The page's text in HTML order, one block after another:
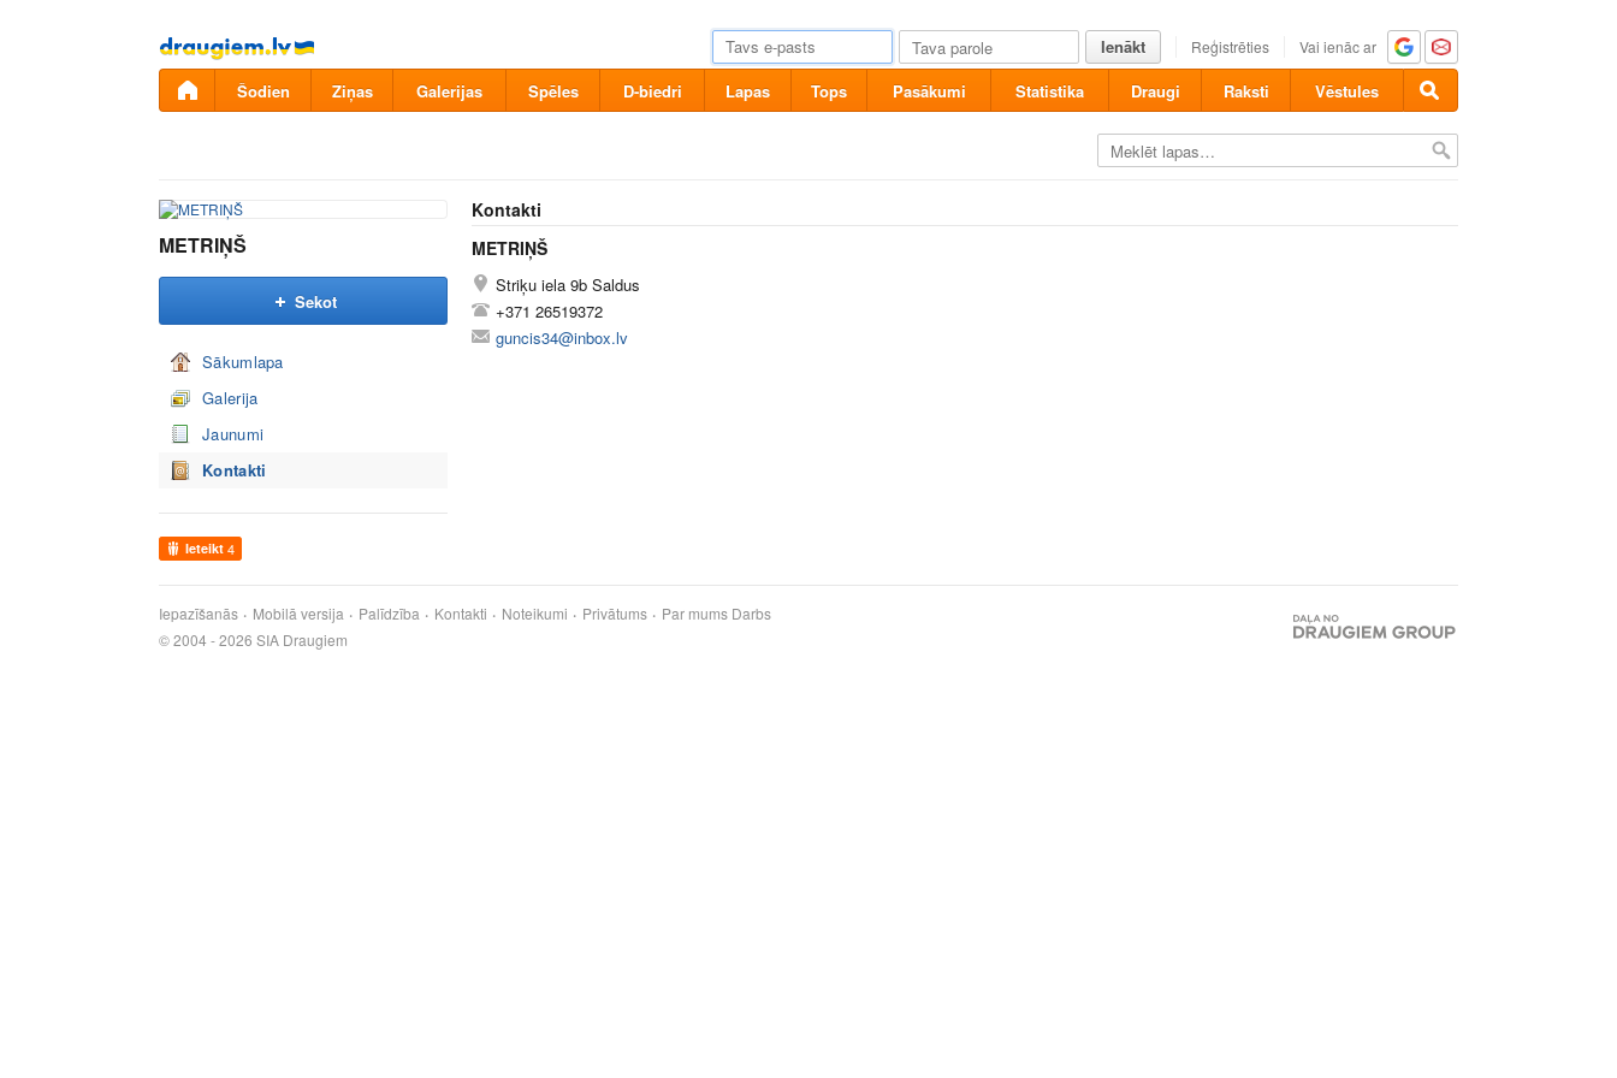
Pāriet
uz
saturu
Ienākt Reģistrēties Vai ienāc ar
Šodien Ziņas Galerijas Spēles D-biedri Lapas Tops Pasākumi Statistika Draugi Raksti Vēstules
METRIŅŠ
Sekot
Sākumlapa
Galerija
Jaunumi
Kontakti
Ieteikt 4
Kontakti
METRIŅŠ
Striķu iela 9b Saldus
+371 26519372
guncis34@inbox.lv
Iepazīšanās Mobilā versija Palīdzība Kontakti Noteikumi Privātums Par mums Darbs
© 2004 - 2026 SIA Draugiem